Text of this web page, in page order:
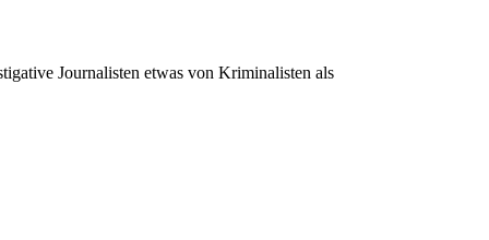
Journalisten etwas von Kriminalisten als